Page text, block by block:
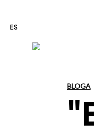
Edukira zuzenean joan
ES
BLOGA